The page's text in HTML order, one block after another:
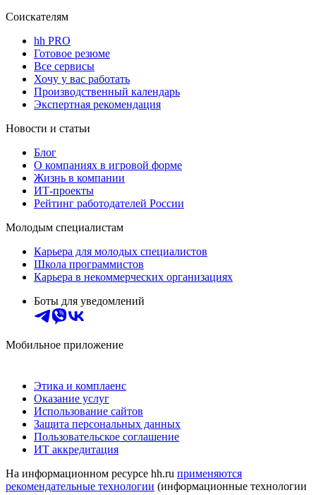
Соискателям
hh PRO
Готовое резюме
Все сервисы
Хочу у вас работать
Производственный календарь
Экспертная рекомендация
Новости и статьи
Блог
О компаниях в игровой форме
Жизнь в компании
ИТ-проекты
Рейтинг работодателей России
Молодым специалистам
Карьера для молодых специалистов
Школа программистов
Карьера в некоммерческих организациях
Боты для уведомлений
Мобильное приложение
Этика и комплаенс
Оказание услуг
Использование сайтов
Защита персональных данных
Пользовательское соглашение
ИТ аккредитация
На информационном ресурсе hh.ru применяются
рекомендательные технологии (информационные технологии